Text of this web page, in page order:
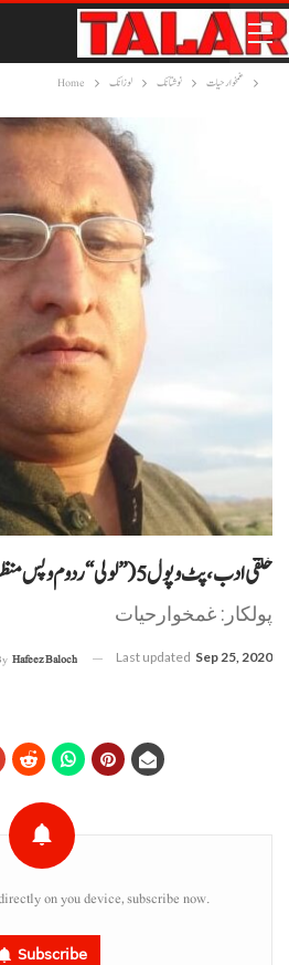
Home لوزانک نوشتانک غمخوار حیات
خلقی ادب، پٹ وپول 5 (”لولی“ ردوم وپس منظر)
پولکار: غمخوارحیات
Hafeez Baloch Last updated Sep 25, 2020
on you device, subscribe now.
Subscribe